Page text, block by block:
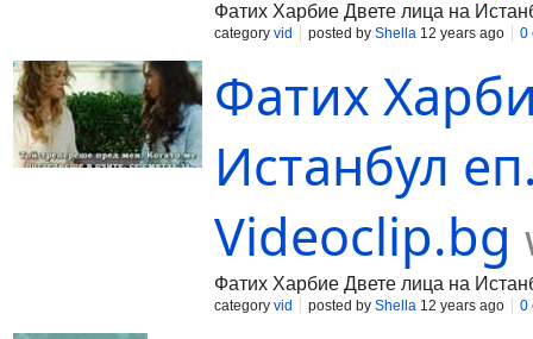
Фатих Харбие Двете лица на
category vid posted by Shella 12 years ago 0
Фатих
Истанбул
Videoclip.bg
Фатих Харбие Двете лица на
category vid posted by Shella 12 years ago 0